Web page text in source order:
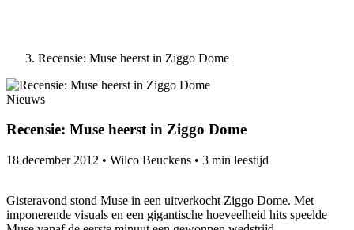
Recensie: Muse heerst in Ziggo Dome
Nieuws
Recensie: Muse heerst in Ziggo Dome
18 december 2012 • Wilco Beuckens • 3 min leestijd
Gisteravond stond Muse in een uitverkocht Ziggo Dome. Met
imponerende visuals en een gigantische hoeveelheid hits speelde